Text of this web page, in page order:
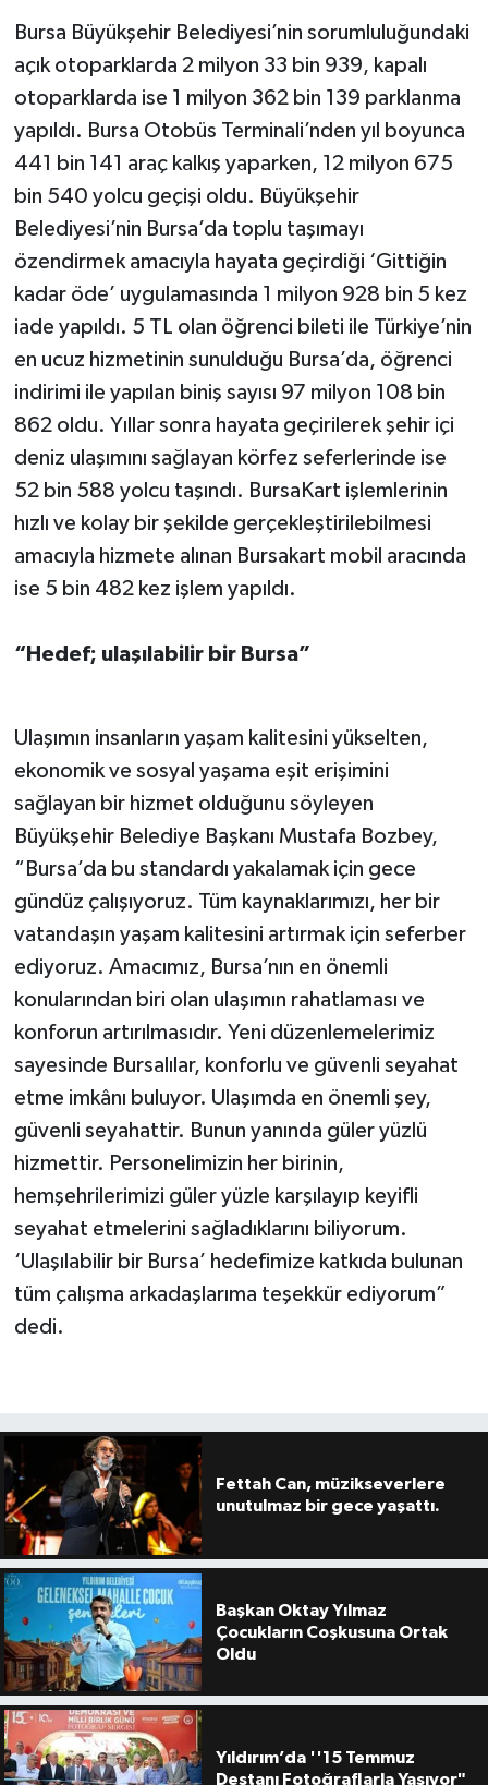
Bursa Büyükşehir Belediyesi’nin sorumluluğundaki
açık otoparklarda 2 milyon 33 bin 939, kapalı
otoparklarda ise 1 milyon 362 bin 139 parklanma
yapıldı. Bursa Otobüs Terminali’nden yıl boyunca
441 bin 141 araç kalkış yaparken, 12 milyon 675
bin 540 yolcu geçişi oldu. Büyükşehir
Belediyesi’nin Bursa’da toplu taşımayı
özendirmek amacıyla hayata geçirdiği ‘Gittiğin
kadar öde’ uygulamasında 1 milyon 928 bin 5 kez
iade yapıldı. 5 TL olan öğrenci bileti ile Türkiye’nin
en ucuz hizmetinin sunulduğu Bursa’da, öğrenci
indirimi ile yapılan biniş sayısı 97 milyon 108 bin
862 oldu. Yıllar sonra hayata geçirilerek şehir içi
deniz ulaşımını sağlayan körfez seferlerinde ise
52 bin 588 yolcu taşındı. BursaKart işlemlerinin
hızlı ve kolay bir şekilde gerçekleştirilebilmesi
amacıyla hizmete alınan Bursakart mobil aracında
ise 5 bin 482 kez işlem yapıldı.
“Hedef; ulaşılabilir bir Bursa”
Ulaşımın insanların yaşam kalitesini yükselten,
ekonomik ve sosyal yaşama eşit erişimini
sağlayan bir hizmet olduğunu söyleyen
Büyükşehir Belediye Başkanı Mustafa Bozbey,
“Bursa’da bu standardı yakalamak için gece
gündüz çalışıyoruz. Tüm kaynaklarımızı, her bir
vatandaşın yaşam kalitesini artırmak için seferber
ediyoruz. Amacımız, Bursa’nın en önemli
konularından biri olan ulaşımın rahatlaması ve
konforun artırılmasıdır. Yeni düzenlemelerimiz
sayesinde Bursalılar, konforlu ve güvenli seyahat
etme imkânı buluyor. Ulaşımda en önemli şey,
güvenli seyahattir. Bunun yanında güler yüzlü
hizmettir. Personelimizin her birinin,
hemşehrilerimizi güler yüzle karşılayıp keyifli
seyahat etmelerini sağladıklarını biliyorum.
‘Ulaşılabilir bir Bursa’ hedefimize katkıda bulunan
tüm çalışma arkadaşlarıma teşekkür ediyorum”
dedi.
Fettah Can, müzikseverlere
unutulmaz bir gece yaşattı.
Başkan Oktay Yılmaz
Çocukların Coşkusuna Ortak
Oldu
Yıldırım’da ''15 Temmuz
Destanı Fotoğraflarla Yaşıyor"